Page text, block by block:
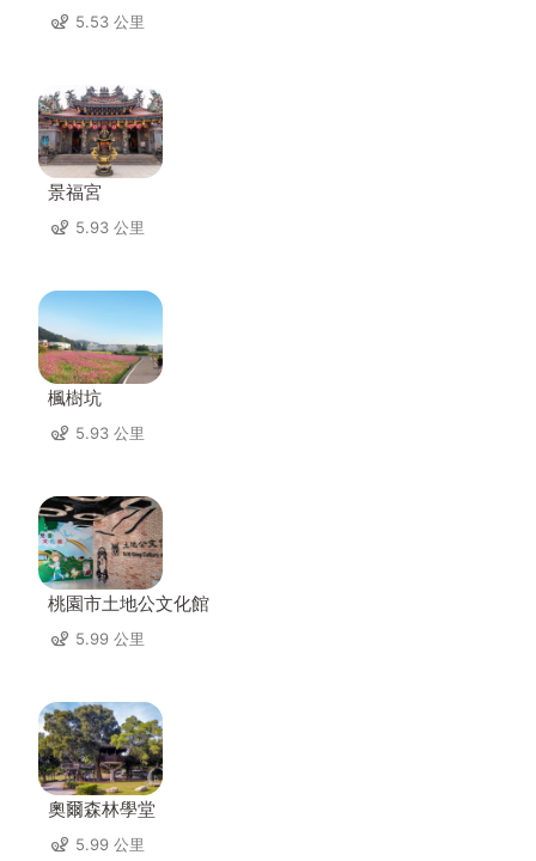
5.53 公里
景福宮
5.93 公里
楓樹坑
5.93 公里
桃園市土地公文化館
5.99 公里
奧爾森林學堂
5.99 公里